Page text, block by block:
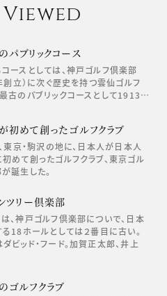
パブリックコース
ースとしては、神戸ゴルフ倶楽部
創立）に次ぐ歴史を持つ雲仙ゴルフ
古のパブリックコースとして1913…
初めて創ったゴルフクラブ
東京・駒沢の地に、日本人が日本人
めて創ったゴルフクラブ、東京ゴル
誕生した。
ツリー倶楽部
、神戸ゴルフ倶楽部についで、日本
18ホールとしては２番目に古い。
ビッド・フード。加賀正太郎、井上
ゴルフクラブ